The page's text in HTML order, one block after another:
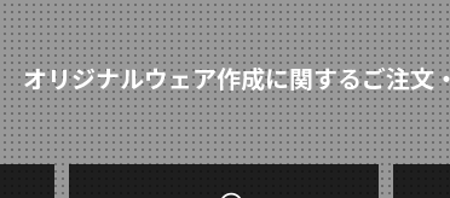
オリジナルウェア作成に関するご注文